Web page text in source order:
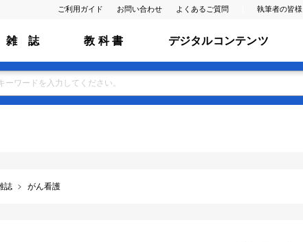
ご利用ガイド お問い合わせ よくあるご質問 執筆者の皆様
雑 誌 教 科 書 デジタルコンテンツ
誌 がん看護